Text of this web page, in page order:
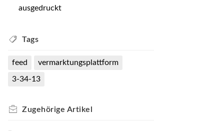
ausgedruckt
Tags
feed vermarktungsplattform
3-34-13
Zugehörige Artikel